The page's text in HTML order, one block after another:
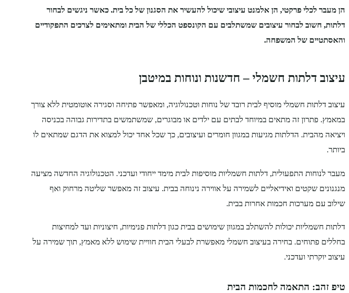
הן מעבר לכלי פרקטי, הן אלמנט עיצובי שיכול להעשיר את הסגנון של כל בית. כאשר ניגשים לבחור
דלתות, חשוב לבחור עיצובים שמשתלבים עם הקונספט הכללי של הבית ומתאימים לצרכים התפקודיים
והאסתטיים של המשפחה.
עיצוב דלתות חשמלי – חדשנות ונוחות במיטבן
עיצוב דלתות חשמלי מוסיף לבית רובד של נוחות וטכנולוגיה, ומאפשר פתיחה וסגירה אוטומטית ללא צורך
במאמץ. פתרון זה מתאים במיוחד לבתים עם ילדים או מבוגרים, שמשתמשים בתדירות גבוהה בכניסה
ויציאה מהבית. הדלתות מגיעות במגוון חומרים ועיצובים, כך שכל אחד יכול למצוא את הדגם שמתאים לו
ביותר.
מעבר לנוחות התפעולית, דלתות חשמליות מוסיפות לבית מימד ייחודי ועדכני. הטכנולוגיה החדשה מציעה
מנגנונים שקטים ואידיאליים לשמירה על אווירה נינוחה בבית. עיצוב זה מאפשר שליטה מרחוק ואף
שילוב עם מערכות חכמות אחרות בבית.
דלתות חשמליות יכולות להשתלב במגוון שימושים בבית כגון דלתות פנימיות, חיצוניות ועד למחיצות
בחללים פתוחים. בחירה בעיצוב חשמלי מאפשרת לבעלי הבית חוויית שימוש ללא מאמץ, תוך שמירה על
עיצוב יוקרתי ועדכני.
טיפ זהב: התאמה לחכמות הבית